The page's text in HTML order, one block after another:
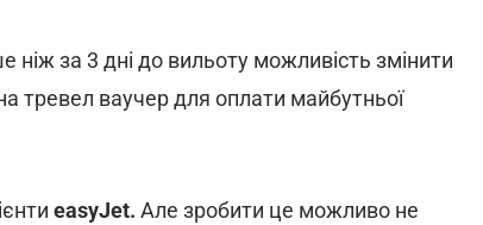
ніж за 3 дні до вильоту можливість змінити
тревел ваучер для оплати майбутньої
easyJet. Але зробити це можливо не